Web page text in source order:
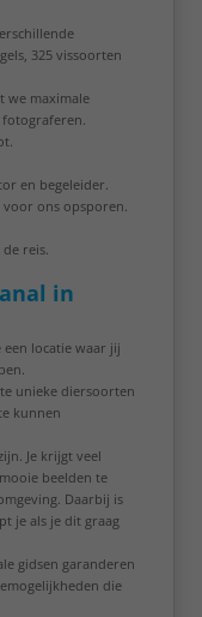
325 vissoorten
we maximale
en begeleider.
ons opsporen.
reis.
in
locatie waar jij
unieke diersoorten
kunnen
Je krijgt veel
beelden te
Daarbij is
je als je dit graag
gidsen garanderen
die